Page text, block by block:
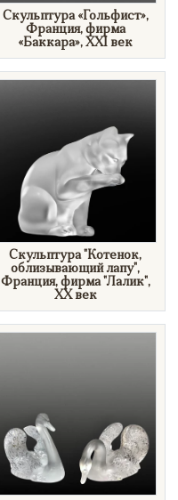
Скульптура «Гольфист»,
Франция, фирма
«Баккара», XXI век
Скульптура "Котенок,
облизывающий лапу",
Франция, фирма "Лалик",
XX век